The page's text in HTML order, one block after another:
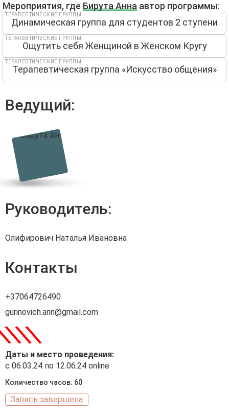
Мероприятия, где Бирута Анна автор программы:
Динамическая группа для студентов 2 ступени
ТЕРАПЕВТИЧЕСКИЕ ГРУППЫ
Ощутить себя Женщиной в Женском Кругу
ТЕРАПЕВТИЧЕСКИЕ ГРУППЫ
Терапевтическая группа «Искусство общения»
ТЕРАПЕВТИЧЕСКИЕ ГРУППЫ
Ведущий:
Руководитель:
Олифирович Наталья Ивановна
Контакты
+37064726490
gurinovich.ann@gmail.com
\\
\
Даты и место проведения:
с 06.03.24 по 12.06.24 online
Количество часов: 60
Запись завершена